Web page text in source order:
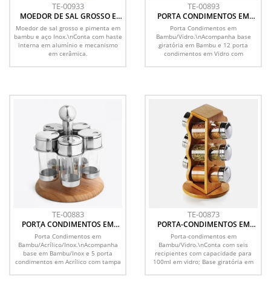
TE-00933
MOEDOR DE SAL GROSSO E
PIMENTA EM BAMBU / INOX
Moedor de sal grosso e pimenta em
bambu e aço Inox.\nConta com haste
interna em alumínio e mecanismo
em cerâmica.
TE-00893
PORTA CONDIMENTOS EM
BAMBU - 13 PÇS
Porta Condimentos em
Bambu/Vidro.\nAcompanha base
giratória em Bambu e 12 porta
condimentos em Vidro com
TE-00883
PORTA CONDIMENTOS EM
ACRÍLICO/INOX/BAMBU -
SALZBURGO - 6 PÇS
Porta Condimentos em
Bambu/Acrílico/Inox.\nAcompanha
base em Bambu/Inox e 5 porta
condimentos em Acrílico com tampa
TE-00873
PORTA-CONDIMENTOS EM
BAMBU SALZBURGO - 7 PÇS
Porta-condimentos em
Bambu/Vidro.\nConta com seis
recipientes com capacidade para
100ml em vidro; Base giratória em